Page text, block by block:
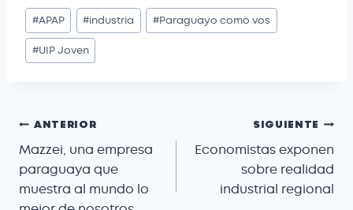
#APAP #industria #Paraguayo como vos
#UIP Joven
ANTERIOR
Mazzei, una empresa
paraguaya que
muestra al mundo lo
SIGUIENTE
Economistas exponen
sobre realidad
industrial regional